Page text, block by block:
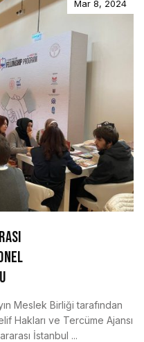
Mar 8, 2024
Meslek Birliği tarafından
Hakları ve Tercüme Ajansı
İstanbul ...